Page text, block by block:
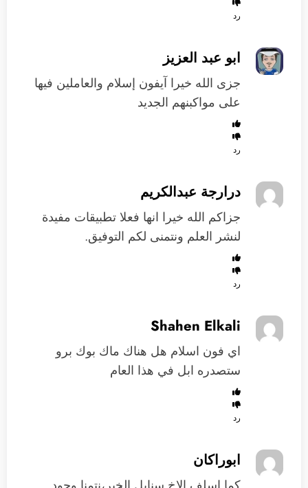
رد
ابو عبد العزيز
جزى الله خيرا آيفون إسلام والعاملين فيها
على مواكبنهم الجديد
رد
درارجة عبدالكريم
جزاكم الله خيرا انها فعلا تطبيقات مفيدة
لنشر العلم ونتمنى لكم التوفيق.
رد
Shahen Elkali
اي فون اسلام هل هناك ماك بوك برو
ستصدره ابل في هذا العام
رد
ابوراكان